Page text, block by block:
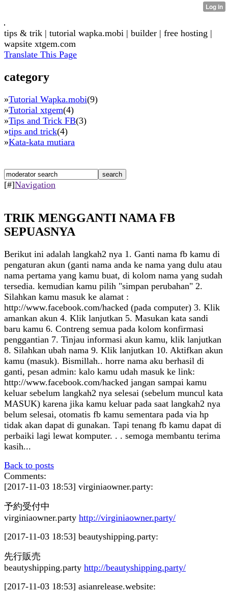
tips & trik | tutorial wapka.mobi | builder | free hosting |
wapsite xtgem.com
Translate This Page
category
»Tutorial Wapka.mobi(9)
»Tutorial xtgem(4)
»Tips and Trick FB(3)
»tips and trick(4)
»Kata-kata mutiara
[#]Navigation
TRIK MENGGANTI NAMA FB
SEPUASNYA
Berikut ini adalah langkah2 nya 1. Ganti nama fb kamu di
pengaturan akun (ganti nama anda ke nama yang dulu atau
nama pertama yang kamu buat, di kolom nama yang sudah
tersedia. kemudian kamu pilih "simpan perubahan" 2.
Silahkan kamu masuk ke alamat :
http://www.facebook.com/hacked (pada computer) 3. Klik
amankan akun 4. Klik lanjutkan 5. Masukan kata sandi
baru kamu 6. Contreng semua pada kolom konfirmasi
penggantian 7. Tinjau informasi akun kamu, klik lanjutkan
8. Silahkan ubah nama 9. Klik lanjutkan 10. Aktifkan akun
kamu (masuk). Bismillah.. horre nama aku berhasil di
ganti, pesan admin: kalo kamu udah masuk ke link:
http://www.facebook.com/hacked jangan sampai kamu
keluar sebelum langkah2 nya selesai (sebelum muncul kata
MASUK) karena jika kamu keluar pada saat langkah2 nya
belum selesai, otomatis fb kamu sementara pada via hp
tidak akan dapat di gunakan. Tapi tenang fb kamu dapat di
perbaiki lagi lewat komputer. . . semoga membantu terima
kasih...
Back to posts
Comments:
[2017-11-03 18:53] virginiaowner.party:
予約受付中
virginiaowner.party http://virginiaowner.party/
[2017-11-03 18:53] beautyshipping.party:
先行販売
beautyshipping.party http://beautyshipping.party/
[2017-11-03 18:53] asianrelease.website: